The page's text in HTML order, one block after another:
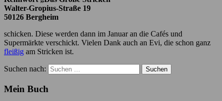
Walter-Gropius-Straße 19
50126 Bergheim
schicken. Diese werden dann im Januar an die Cafés und
Supermärkte verschickt. Vielen Dank auch an Evi, die schon ganz
fleißig am Stricken ist.
Suchen nach:
Mein Buch